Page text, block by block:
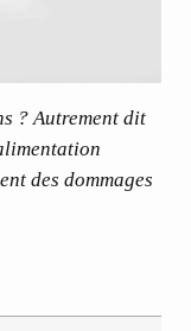
? Autrement dit
des dommages